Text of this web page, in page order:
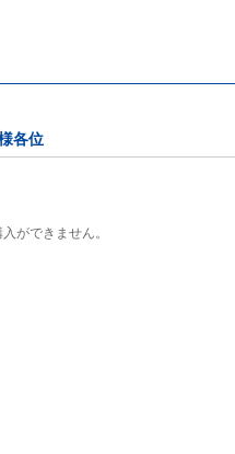
各位
ができません。